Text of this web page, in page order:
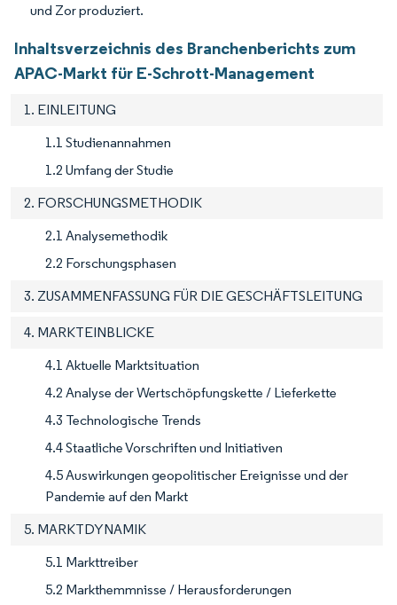
und Zor produziert.
Inhaltsverzeichnis des Branchenberichts zum
APAC-Markt für E-Schrott-Management
1. EINLEITUNG
1.1 Studienannahmen
1.2 Umfang der Studie
2. FORSCHUNGSMETHODIK
2.1 Analysemethodik
2.2 Forschungsphasen
3. ZUSAMMENFASSUNG FÜR DIE GESCHÄFTSLEITUNG
4. MARKTEINBLICKE
4.1 Aktuelle Marktsituation
4.2 Analyse der Wertschöpfungskette / Lieferkette
4.3 Technologische Trends
4.4 Staatliche Vorschriften und Initiativen
4.5 Auswirkungen geopolitischer Ereignisse und der
Pandemie auf den Markt
5. MARKTDYNAMIK
5.1 Markttreiber
5.2 Markthemmnisse / Herausforderungen